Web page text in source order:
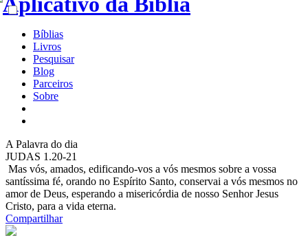
Bíblias
Livros
Pesquisar
Blog
Parceiros
Sobre
A Palavra do dia
JUDAS 1.20-21
Mas vós, amados, edificando-vos a vós mesmos sobre a vossa
santíssima fé, orando no Espírito Santo, conservai a vós mesmos no
amor de Deus, esperando a misericórdia de nosso Senhor Jesus
Cristo, para a vida eterna.
Compartilhar